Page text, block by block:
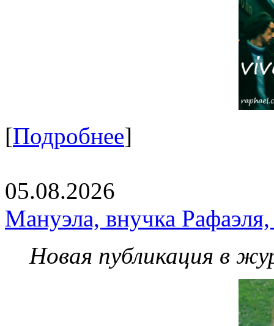
[Подробнее]
05.08.2026
Мануэла, внучка
Новая публикация в